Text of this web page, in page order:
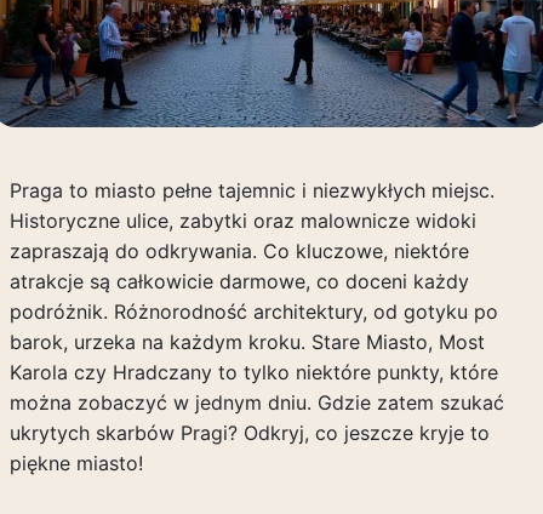
Praga to miasto pełne tajemnic i niezwykłych miejsc.
Historyczne ulice, zabytki oraz malownicze widoki
zapraszają do odkrywania. Co kluczowe, niektóre
atrakcje są całkowicie darmowe, co doceni każdy
podróżnik. Różnorodność architektury, od gotyku po
barok, urzeka na każdym kroku. Stare Miasto, Most
Karola czy Hradczany to tylko niektóre punkty, które
można zobaczyć w jednym dniu. Gdzie zatem szukać
ukrytych skarbów Pragi? Odkryj, co jeszcze kryje to
piękne miasto!